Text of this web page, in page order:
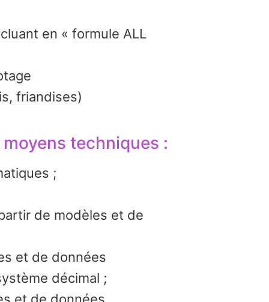
en « formule ALL
friandises)
techniques :
;
de modèles et de
et de données
décimal ;
et de données